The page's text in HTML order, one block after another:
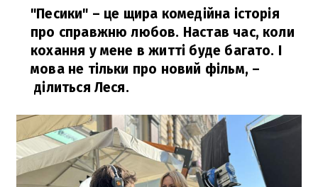
"Песики" – це щира комедійна історія
про справжню любов. Настав час, коли
кохання у мене в житті буде багато. І
мова не тільки про новий фільм, –
ділиться Леся.